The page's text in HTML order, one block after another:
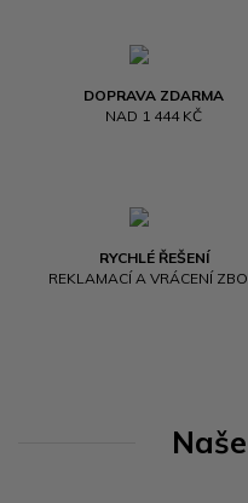
DOPRAVA ZDARMA
NAD 1 444 KČ
RYCHLÉ ŘEŠENÍ
REKLAMACÍ A VRÁCENÍ